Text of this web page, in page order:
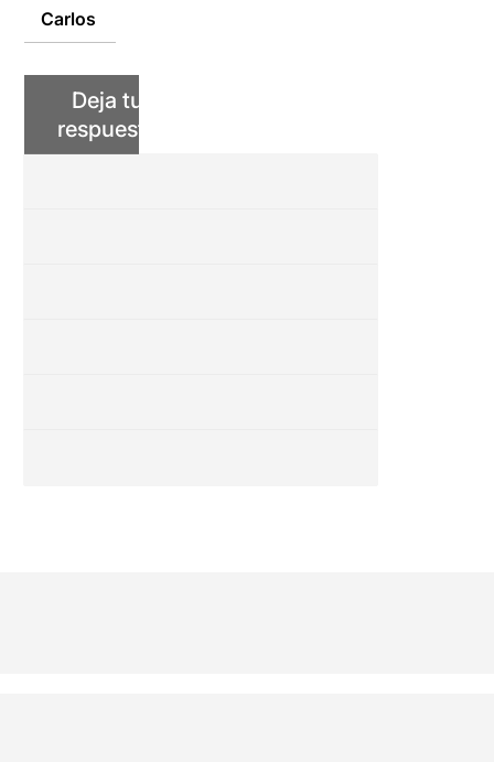
Carlos
Deja tu
respuesta